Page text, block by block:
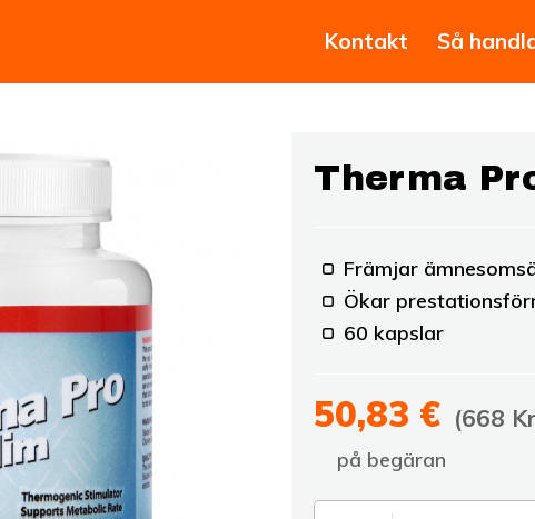
Kontakt Så
Therma
Främjar
Ökar
60 kapslar
50,83 € (668
på begäran